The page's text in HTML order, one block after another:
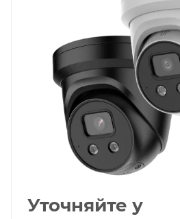
Уточняйте у